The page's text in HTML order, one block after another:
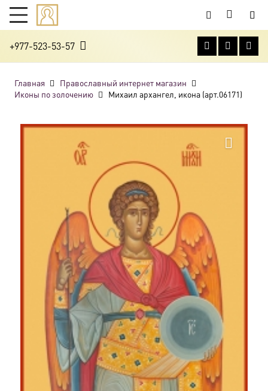
+977-523-53-57
Главная
Православный интернет магазин
Иконы по золочению
Михаил архангел, икона (арт.06171)